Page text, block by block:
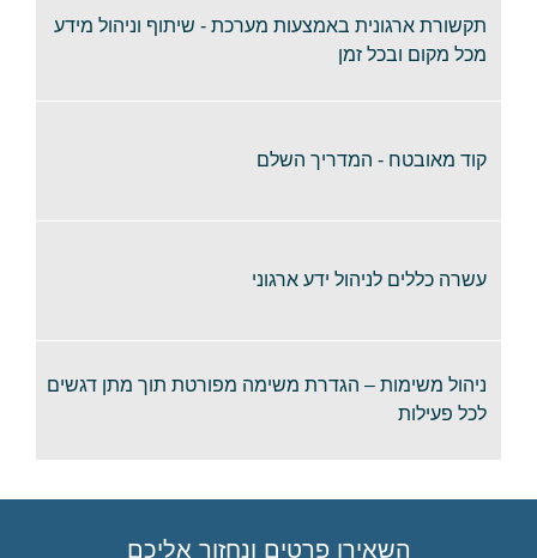
תקשורת ארגונית באמצעות מערכת - שיתוף וניהול מידע
מכל מקום ובכל זמן
קוד מאובטח - המדריך השלם
עשרה כללים לניהול ידע ארגוני
ניהול משימות – הגדרת משימה מפורטת תוך מתן דגשים
לכל פעילות
השאירו פרטים ונחזור אליכם